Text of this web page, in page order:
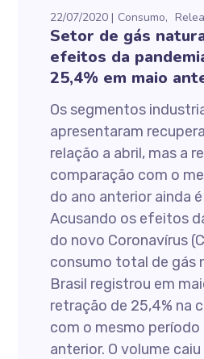
22/07/2020 Consumo
Setor de gás
efeitos da
25,4% em maio
Os segmentos
apresentaram
relação a abril, mas a
comparação com o
do ano anterior ainda
Acusando os efeitos
do novo Coronavírus
consumo total de gás
Brasil registrou em
retração de 25,4% na
com o mesmo período
anterior. O volume caiu